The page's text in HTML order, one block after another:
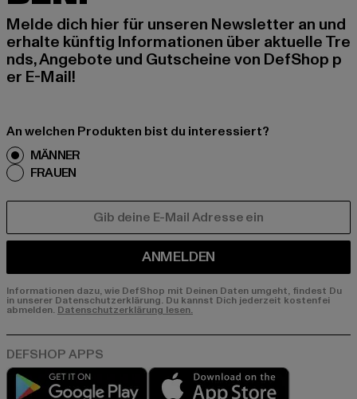
Melde dich hier für unseren Newsletter an und
erhalte künftig Informationen über aktuelle Tre
nds, Angebote und Gutscheine von DefShop p
er E-Mail!
An welchen Produkten bist du interessiert?
MÄNNER
FRAUEN
ANMELDEN
Informationen dazu, wie DefShop mit Deinen Daten umgeht, findest Du
in unserer Datenschutzerklärung. Du kannst Dich jederzeit kostenfei
abmelden. Datenschutzerklärung lesen.
Play market